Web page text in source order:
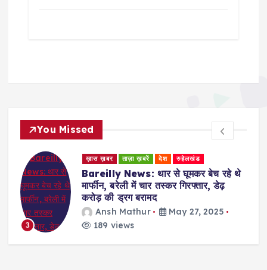
You Missed
3
ख़ास ख़बर ताज़ा ख़बरें देश रुहेलखंड
Bareilly News: थार से घूमकर बेच रहे थे
मार्फीन, बरेली में चार तस्कर गिरफ्तार, डेढ़
करोड़ की ड्रग बरामद
Ansh Mathur
May 27, 2025
189 views